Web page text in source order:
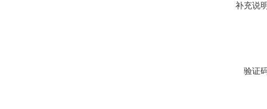
补充说
验证